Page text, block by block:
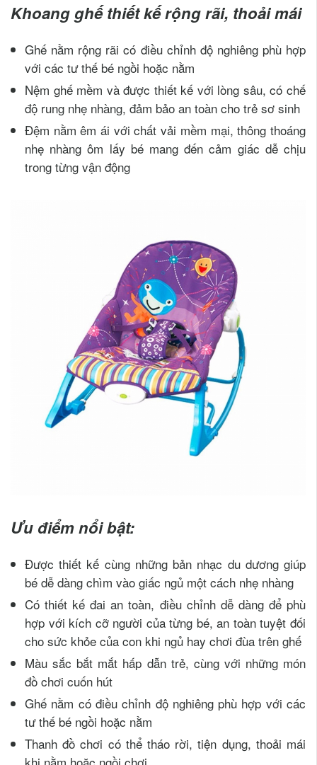
Khoang ghế thiết kế rộng rãi, thoải mái
Ghế nằm rộng rãi có điều chỉnh độ nghiêng phù hợp
với các tư thế bé ngồi hoặc nằm
Nệm ghế mềm và được thiết kế với lòng sâu, có chế
độ rung nhẹ nhàng, đảm bảo an toàn cho trẻ sơ sinh
Đệm nằm êm ái với chất vải mềm mại, thông thoáng
nhẹ nhàng ôm lấy bé mang đến cảm giác dễ chịu
trong từng vận động
Ưu điểm nổi bật:
Được thiết kế cùng những bản nhạc du dương giúp
bé dễ dàng chìm vào giấc ngủ một cách nhẹ nhàng
Có thiết kế đai an toàn, điều chỉnh dễ dàng để phù
hợp với kích cỡ người của từng bé, an toàn tuyệt đối
cho sức khỏe của con khi ngủ hay chơi đùa trên ghế
Màu sắc bắt mắt hấp dẫn trẻ, cùng với những món
đồ chơi cuốn hút
Ghế nằm có điều chỉnh độ nghiêng phù hợp với các
tư thế bé ngồi hoặc nằm
Thanh đồ chơi có thể tháo rời, tiện dụng, thoải mái